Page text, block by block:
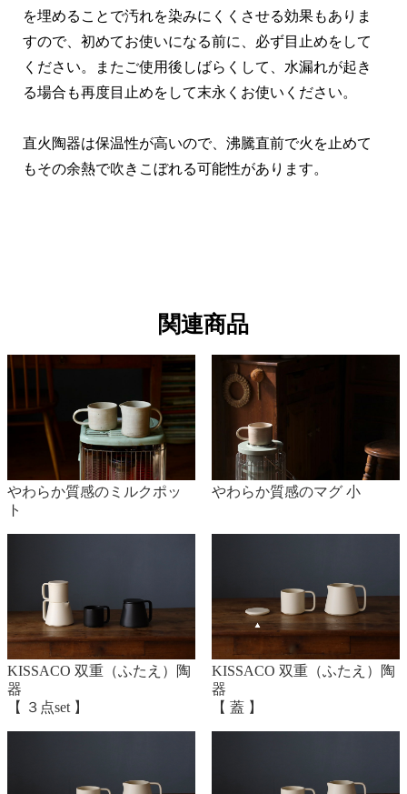
を埋めることで汚れを染みにくくさせる効果もありま
すので、初めてお使いになる前に、必ず目止めをして
ください。またご使用後しばらくして、水漏れが起き
る場合も再度目止めをして末永くお使いください。
直火陶器は保温性が高いので、沸騰直前で火を止めて
もその余熱で吹きこぼれる可能性があります。
陶器をストーブなどの火力で温めた場合、飲み口や取
っ手が非常に熱くなります。火傷をしないように注意
をしてください。また、取っ手は布巾などを使ってお
持ちいただくことをおすすめします。
ひとつひとつ手作りのため、実際の色、質感、サイズ
も貫入（表皮の亀裂）が入りやすい性質があります
が、使用上の問題ははございません。
水の中での浸けおき、湿気の多い場所での保存はお避
けください。
欠けや破損の原因になりますので、金物や硬質な食器
関連商品
やわらか質感のミルクポッ
ト
やわらか質感のマグ 小
KISSACO 双重（ふたえ）陶
器
【 ３点set 】
KISSACO 双重（ふたえ）陶
器
【 蓋 】